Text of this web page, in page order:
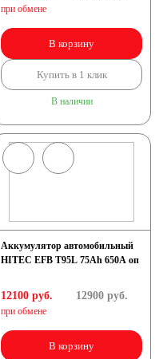
при обмене
В корзину
Купить в 1 клик
В наличии
Аккумулятор автомобильный
HITEC EFB T95L 75Ah 650A оп
12100 руб.
при обмене
12900руб.
В корзину